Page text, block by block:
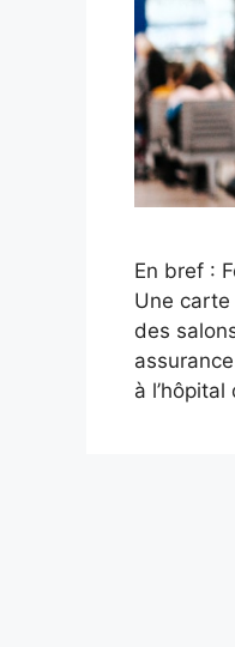
En bref :
Une
des
à